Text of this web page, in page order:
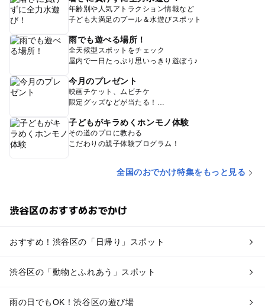
年齢別や人気アトラクション情報など
子ども大満足のプール＆水遊びスポット
雨でも遊べる場所！
全天候型スポットをチェック
屋内で一日たっぷり思いっきり遊ぼう♪
今月のプレゼント
映画チケット、ムビチケ
限定グッズなどが当たる！
子どもがキラめくホンモノ体験
その道のプロに教わる
こだわりの親子体験プログラム！
全国のおでかけ特集をもっと見る
渋谷区のおすすめおでかけ
おすすめ！渋谷区の「日帰り」スポット
渋谷区の「動物とふれあう」スポット
雨の日でもOK！渋谷区の遊び場